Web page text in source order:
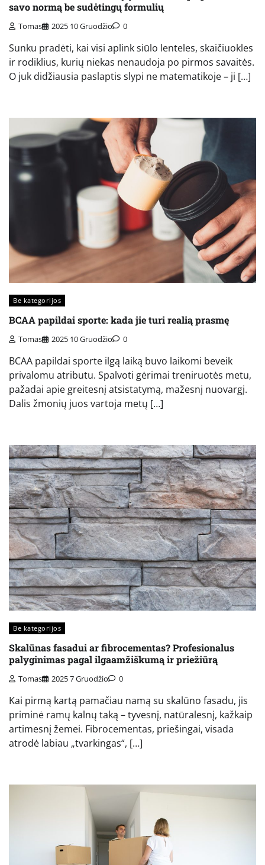
savo normą be sudėtingų formulių
Tomas 2025 10 Gruodžio 0
Sunku pradėti, kai visi aplink siūlo lenteles, skaičiuokles
ir rodiklius, kurių niekas nenaudoja po pirmos savaitės.
O juk didžiausia paslaptis slypi ne matematikoje – ji […]
Be kategorijos
BCAA papildai sporte: kada jie turi realią prasmę
Tomas 2025 10 Gruodžio 0
BCAA papildai sporte ilgą laiką buvo laikomi beveik
privalomu atributu. Spalvoti gėrimai treniruotės metu,
pažadai apie greitesnį atsistatymą, mažesnį nuovargį.
Dalis žmonių juos vartoja metų […]
Be kategorijos
Skalūnas fasadui ar fibrocementas? Profesionalus
palyginimas pagal ilgaamžiškumą ir priežiūrą
Tomas 2025 7 Gruodžio 0
Kai pirmą kartą pamačiau namą su skalūno fasadu, jis
priminė ramų kalnų taką – tyvesnį, natūralesnį, kažkaip
artimesnį žemei. Fibrocementas, priešingai, visada
atrodė labiau „tvarkingas“, […]